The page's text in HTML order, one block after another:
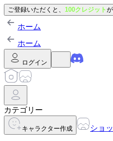
ご登録いただくと、 100クレジット
ホーム
ホーム
ログイン
カテゴリー
キャラクター作成 ショ